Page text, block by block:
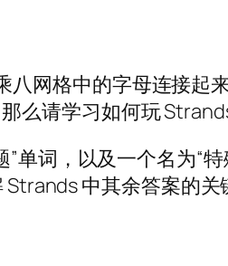
八网格中的字母连接起
么请学习如何玩 Strands
单词，以及一个名为“特
中其余答案的关